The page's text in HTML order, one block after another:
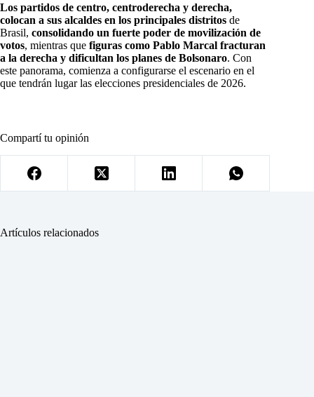
Los partidos de centro, centroderecha y derecha,
colocan a sus alcaldes en los principales distritos de
Brasil, consolidando un fuerte poder de movilización de
votos, mientras que figuras como Pablo Marcal fracturan
a la derecha y dificultan los planes de Bolsonaro. Con
este panorama, comienza a configurarse el escenario en el
que tendrán lugar las elecciones presidenciales de 2026.
Compartí tu opinión
Artículos relacionados